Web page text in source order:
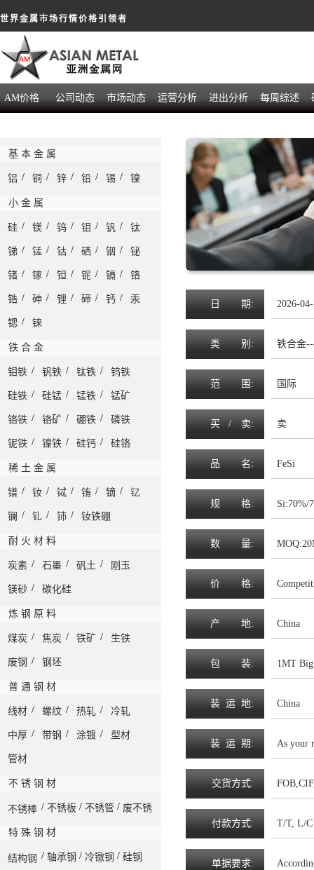
世界金属市场行情价格引领者
AM价格 公司动态 市场动态 运营分析 进出分析 每周综述
基 本 金 属
铝 / 铜 / 锌 / 铅 / 锡 / 镍
小 金 属
硅 / 镁 / 钨 / 钼 / 钒 / 钛
锑 / 锰 / 钴 / 硒 / 铟 / 铋
锗 / 镓 / 钽 / 铌 / 镉 / 铬
锆 / 砷 / 锂 / 碲 / 钙 / 汞
锶 / 铼
铁 合 金
钼铁 / 钒铁 / 钛铁 / 钨铁
硅铁 / 硅锰 / 锰铁 / 锰矿
铬铁 / 铬矿 / 硼铁 / 磷铁
铌铁 / 镍铁 / 硅钙 / 硅铬
稀 土 金 属
镨 / 钕 / 铽 / 铕 / 镝 / 钇
镧 / 钆 / 铈 / 钕铁硼
耐 火 材 料
炭素 / 石墨 / 矾土 / 刚玉
镁砂 / 碳化硅
炼 钢 原 料
煤炭 / 焦炭 / 铁矿 / 生铁
废钢 / 钢坯
普 通 钢 材
线材 / 螺纹 / 热轧 / 冷轧
中厚 / 带钢 / 涂镀 / 型材
管材
不 锈 钢 材
不锈棒 / 不锈板 / 不锈管 / 废不锈
特 殊 钢 材
结构钢 / 轴承钢 / 冷镦钢 / 硅钢
日 期: 2026-
类 别: 铁合金
范 围 : 国际
买 / 卖: 卖
品 名 : FeSi
规 格: Si:70%/
数 量:
价 格:
产 地: China
包 装: 1MT Big
装 运 地: China
装 运 期 : As your
交货方式:
付款方式: T/T, L/C
单据要求: